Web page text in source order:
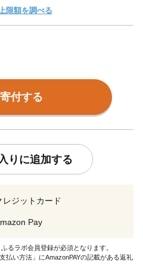
限額を調べる
寄付する
りに追加する
レジットカード
Pay
るラボ会員登録が必須となります。
払い方法」にAmazonPAYの記載がある返礼